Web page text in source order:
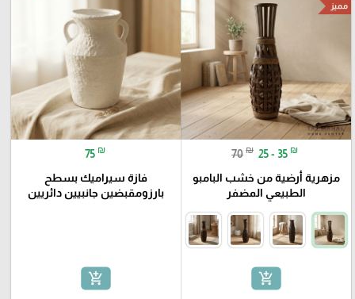
مميز
70 ₪ 25 - 35 ₪
مزهرية أرضية من خشب البامبو
الطبيعي المضفر
add_shopping_cart
75 ₪
فازة سيراميك بسطح
بارزومقبضين جانبيين دائريين
add_shopping_cart